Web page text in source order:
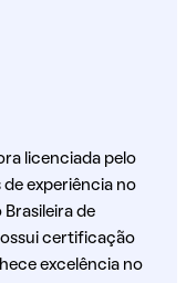
licenciada pelo
experiência no
de
certificação
excelência no